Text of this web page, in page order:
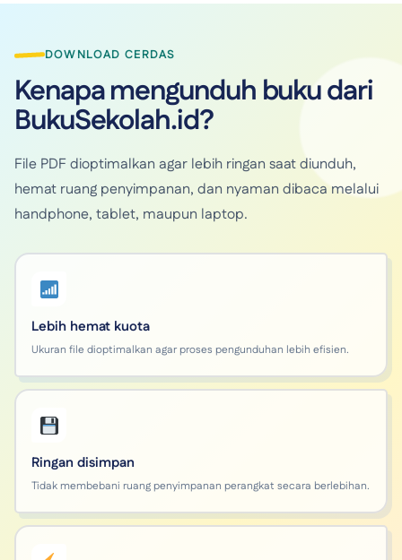
DOWNLOAD CERDAS
Kenapa mengunduh buku dari
BukuSekolah.id?
File PDF dioptimalkan agar lebih ringan saat diunduh,
hemat ruang penyimpanan, dan nyaman dibaca melalui
handphone, tablet, maupun laptop.
Lebih hemat kuota
Ukuran file dioptimalkan agar proses pengunduhan lebih efisien.
Ringan disimpan
Tidak membebani ruang penyimpanan perangkat secara berlebihan.